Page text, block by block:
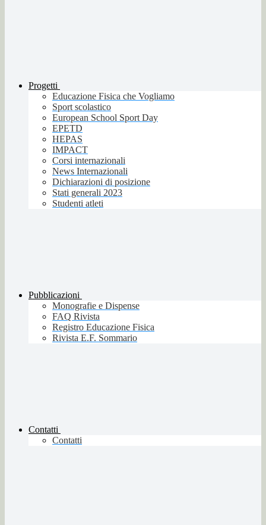
Progetti
Educazione Fisica che Vogliamo
Sport scolastico
European School Sport Day
EPETD
HEPAS
IMPACT
Corsi internazionali
News Internazionali
Dichiarazioni di posizione
Stati generali 2023
Studenti atleti
Pubblicazioni
Monografie e Dispense
FAQ Rivista
Registro Educazione Fisica
Rivista E.F. Sommario
Contatti
Contatti